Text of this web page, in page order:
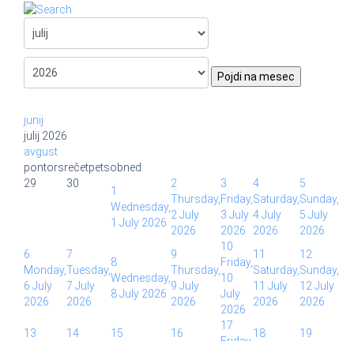
Pojdi na mesec
junij
julij 2026
avgust
pontorsrečetpetsobned
29
30
1
Wednesday,
1 July 2026
2
Thursday,
2 July
2026
3
Friday,
3 July
2026
4
Saturday,
4 July
2026
5
Sunday,
5 July
2026
6
Monday,
6 July
2026
7
Tuesday,
7 July
2026
8
Wednesday,
8 July 2026
9
Thursday,
9 July
2026
10
Friday,
10
July
2026
11
Saturday,
11 July
2026
12
Sunday,
12 July
2026
13
14
15
16
17
18
19